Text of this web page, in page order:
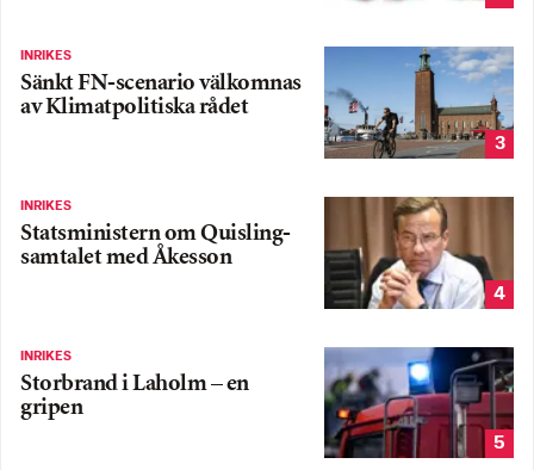
INRIKES
Sänkt FN-scenario välkomnas
av Klimatpolitiska rådet
3
INRIKES
Statsministern om Quisling-
samtalet med Åkesson
4
INRIKES
Storbrand i Laholm – en
gripen
5